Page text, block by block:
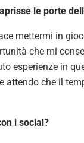
le porte
mettermi in
che mi
esperienze in
attendo che il
i social?